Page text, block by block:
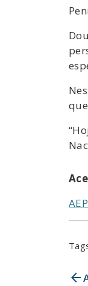
arrow_back